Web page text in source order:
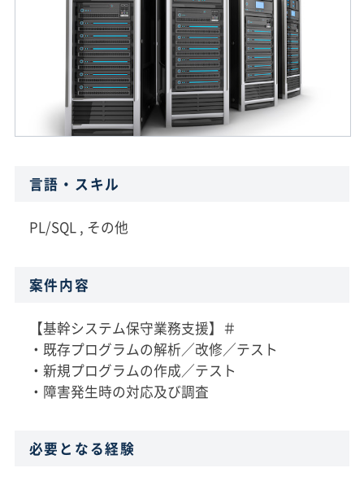
言語・スキル
PL/SQL , その他
案件内容
【基幹システム保守業務支援】＃
・既存プログラムの解析／改修／テスト
・新規プログラムの作成／テスト
・障害発生時の対応及び調査
必要となる経験